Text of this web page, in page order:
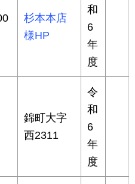
杉本本店
様HP
和
6
年
度
錦町大字
西2311
令
和
6
年
度